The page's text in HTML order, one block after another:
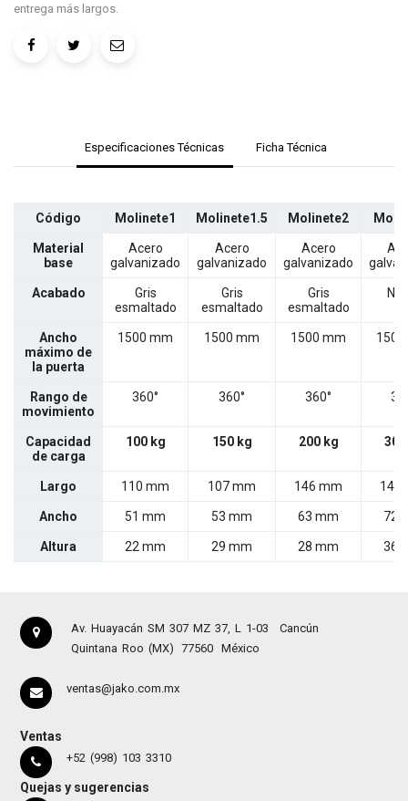
entrega más largos.
Especificaciones Técnicas Ficha Técnica
Código Molinete1 Molinete1.5 Molinete2
Material
base
Acero
galvanizado
Acero
galvanizado
Acero
galvanizado
Acabado
Gris
esmaltado
Gris
esmaltado
Gris
esmaltado
Ancho
máximo de
la puerta
1500 mm 1500 mm 1500 mm
Rango de
movimiento
360° 360° 360°
Capacidad
de carga
100 kg 150 kg 200 kg
Largo 110 mm 107 mm 146 mm 146
Ancho 51 mm 53 mm 63 mm 72
Altura 22 mm 29 mm 28 mm 36
Av. Huayacán SM 307 MZ 37, L 1-03
Cancún
Quintana Roo (MX)
77560 México
ventas@jako.com.mx
Ventas
+52 (998) 103 3310
Quejas y sugerencias